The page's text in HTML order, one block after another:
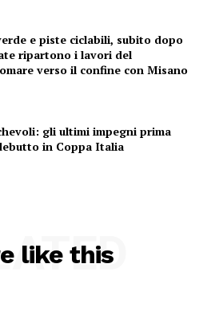
e piste ciclabili, subito dopo
ripartono i lavori del
verso il confine con Misano
gli ultimi impegni prima
in Coppa Italia
like this